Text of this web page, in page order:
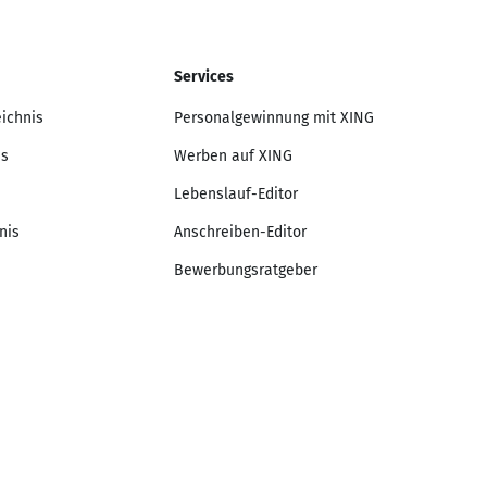
Services
Personalgewinnung mit XING
Werben auf XING
Lebenslauf-Editor
Anschreiben-Editor
Bewerbungsratgeber